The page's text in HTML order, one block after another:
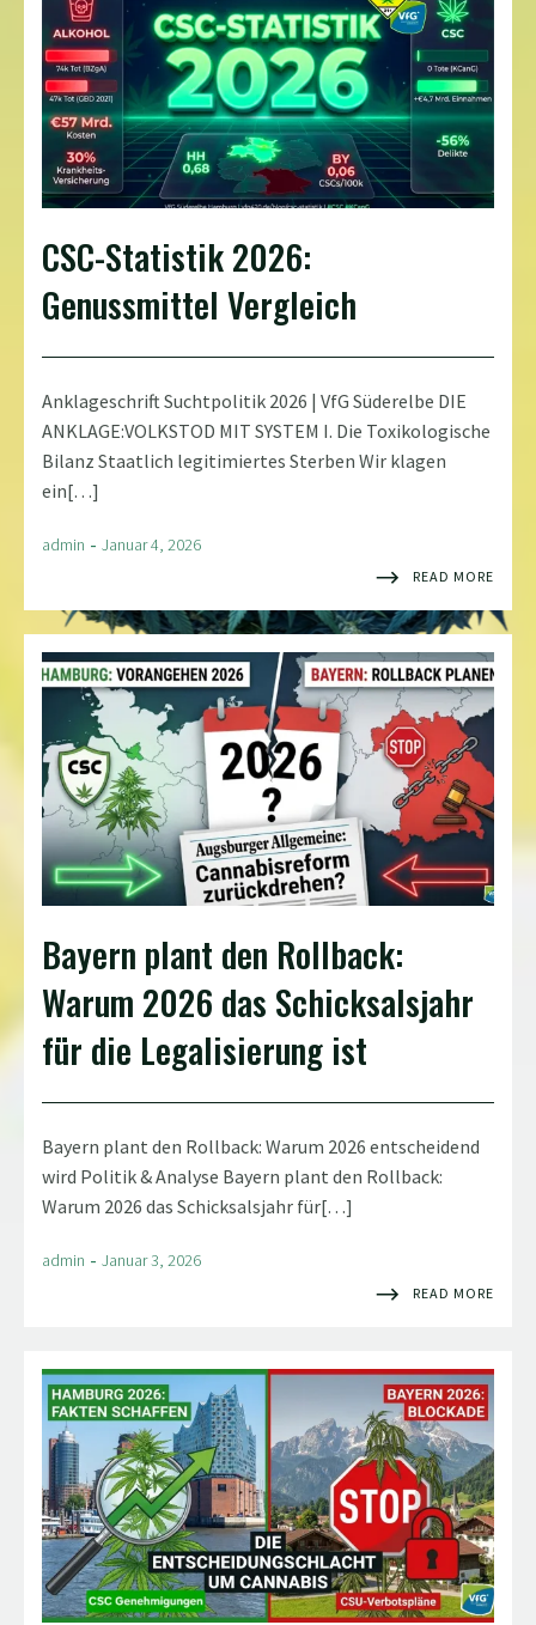
CSC-Statistik 2026:
Genussmittel Vergleich
Anklageschrift Suchtpolitik 2026 | VfG Süderelbe DIE
ANKLAGE:VOLKSTOD MIT SYSTEM I. Die Toxikologische
Bilanz Staatlich legitimiertes Sterben Wir klagen
ein[…]
admin - Januar 4, 2026
READ MORE
Bayern plant den Rollback:
Warum 2026 das Schicksalsjahr
für die Legalisierung ist
Bayern plant den Rollback: Warum 2026 entscheidend
wird Politik & Analyse Bayern plant den Rollback:
Warum 2026 das Schicksalsjahr für[…]
admin - Januar 3, 2026
READ MORE